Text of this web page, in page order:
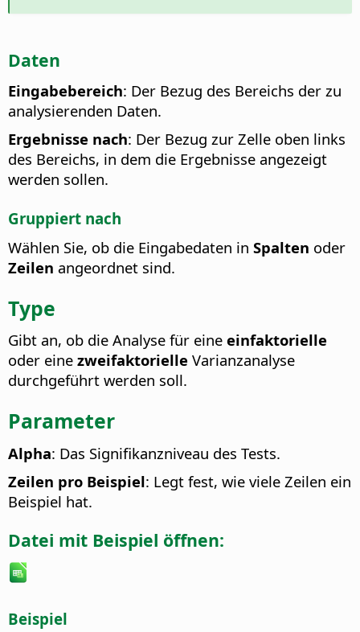
Daten
Eingabebereich: Der Bezug des Bereichs der zu
analysierenden Daten.
Ergebnisse nach: Der Bezug zur Zelle oben links
des Bereichs, in dem die Ergebnisse angezeigt
werden sollen.
Gruppiert nach
Wählen Sie, ob die Eingabedaten in Spalten oder
Zeilen angeordnet sind.
Type
Gibt an, ob die Analyse für eine einfaktorielle
oder eine zweifaktorielle Varianzanalyse
durchgeführt werden soll.
Parameter
Alpha: Das Signifikanzniveau des Tests.
Zeilen pro Beispiel: Legt fest, wie viele Zeilen ein
Beispiel hat.
Datei mit Beispiel öffnen:
Beispiel